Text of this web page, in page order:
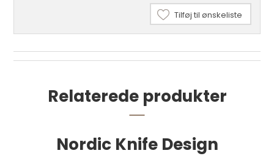
Tilføj til ønskeliste
Relaterede produkter
Nordic Knife Design